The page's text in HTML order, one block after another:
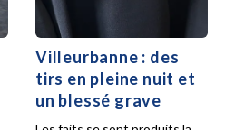
Villeurbanne : des
tirs en pleine nuit et
un blessé grave